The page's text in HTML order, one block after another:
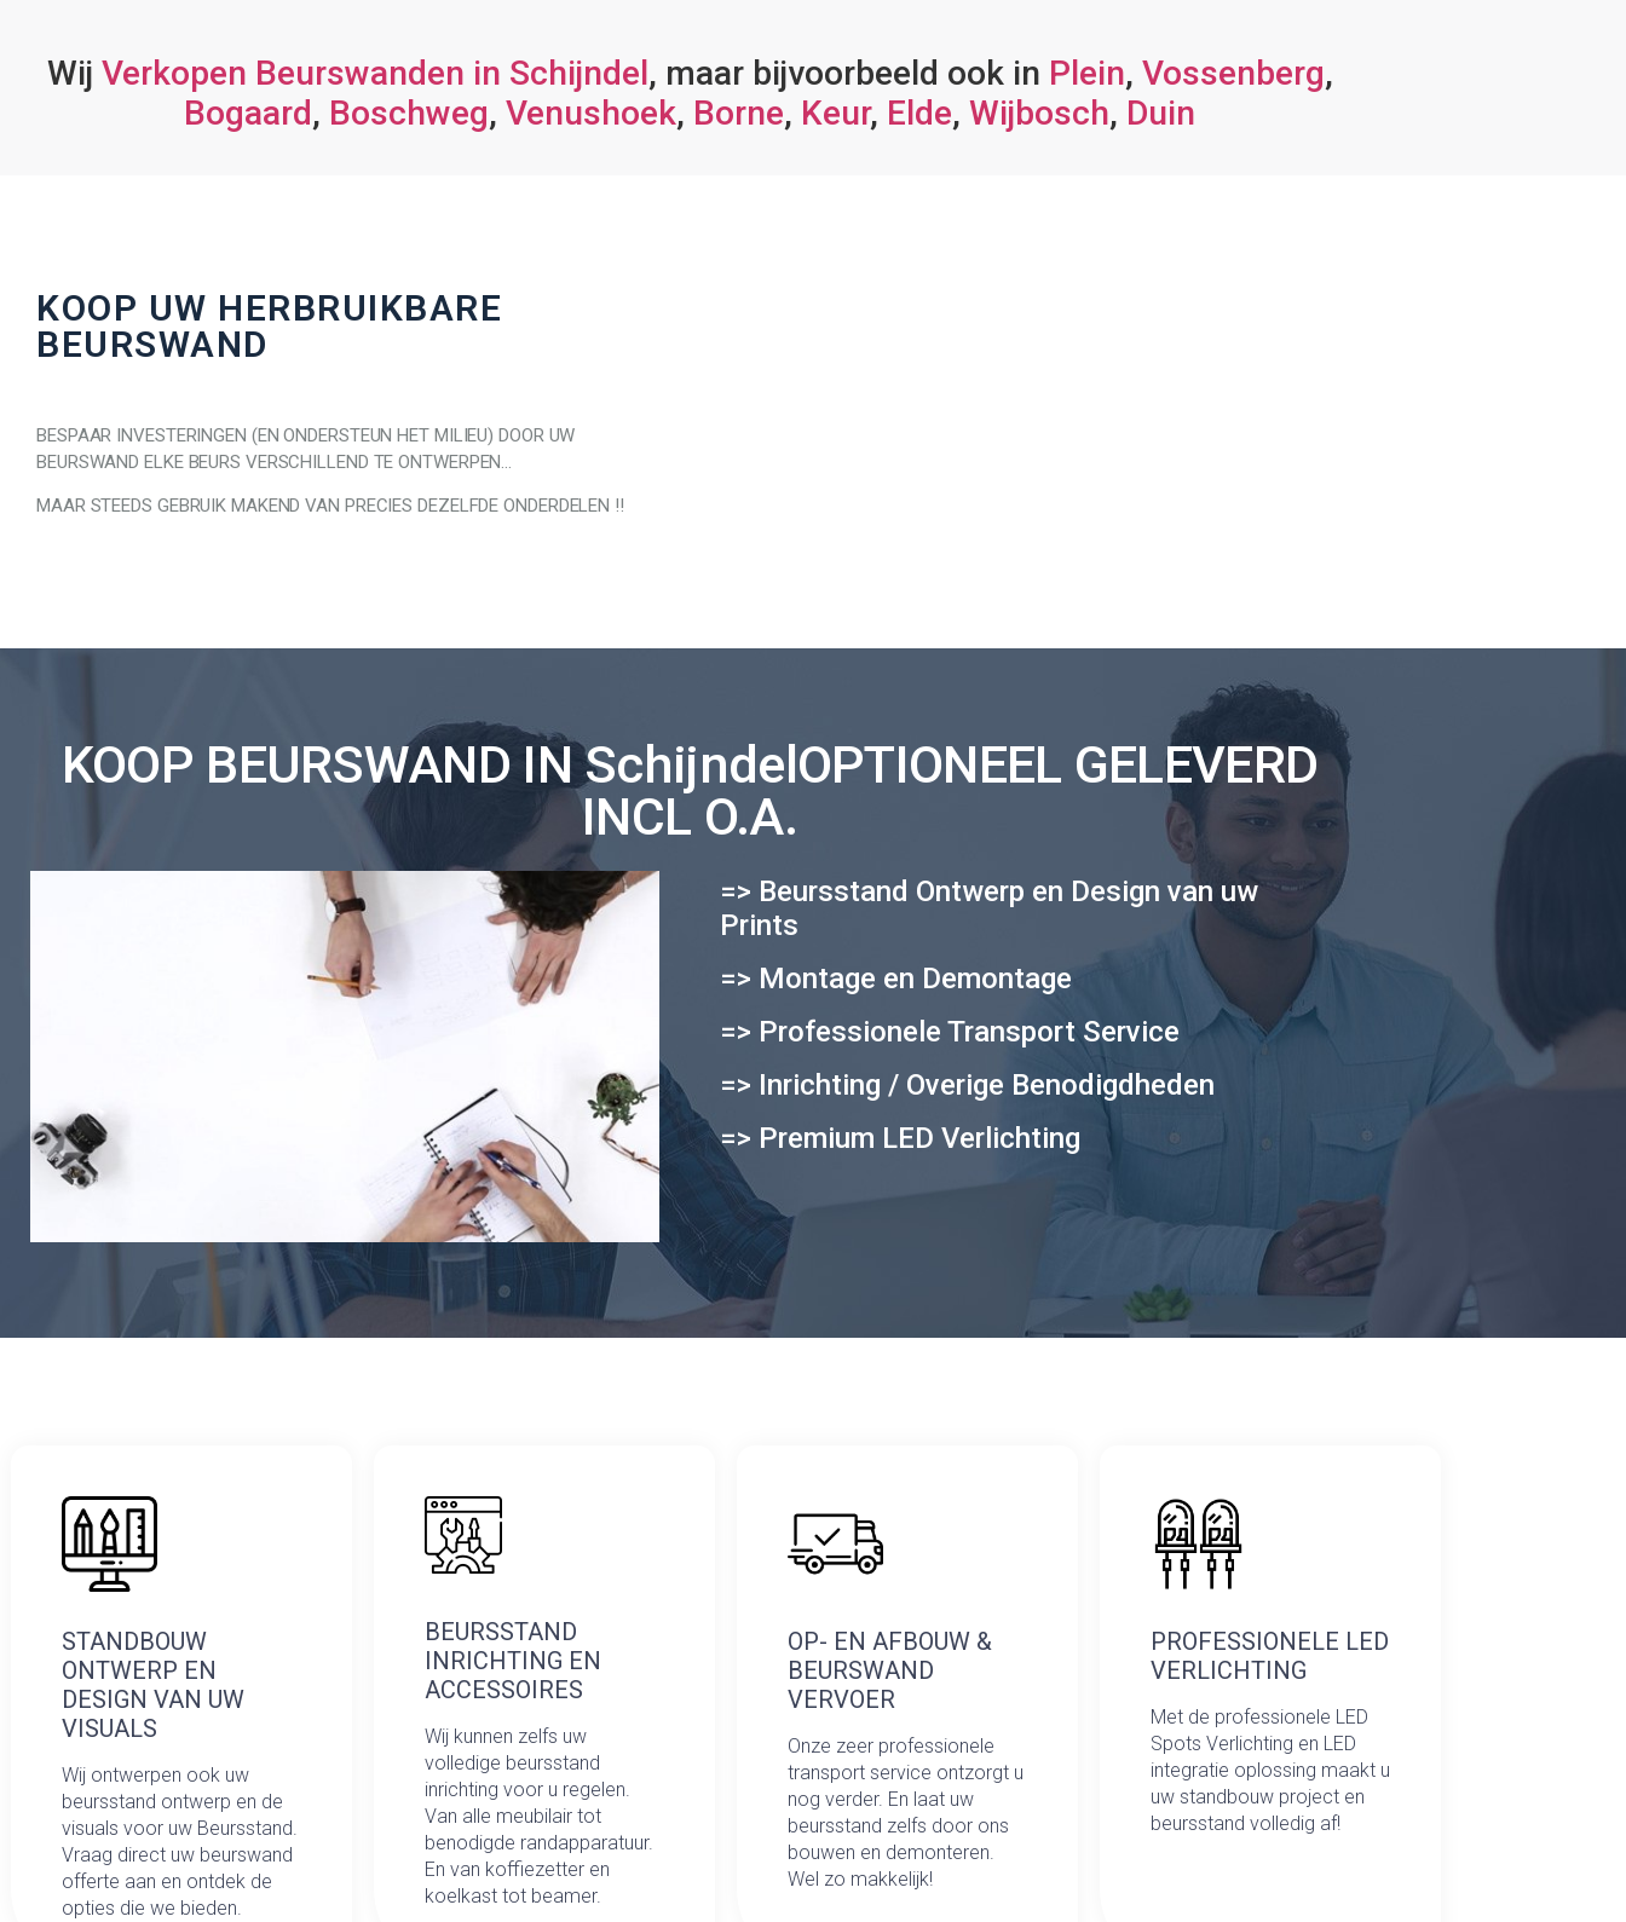
Wij Verkopen Beurswanden in Schijndel, maar bijvoorbeeld ook in Plein, Vossenberg,
Bogaard, Boschweg, Venushoek, Borne, Keur, Elde, Wijbosch, Duin
KOOP UW HERBRUIKBARE
BEURSWAND
BESPAAR INVESTERINGEN (EN ONDERSTEUN HET MILIEU) DOOR UW
BEURSWAND ELKE BEURS VERSCHILLEND TE ONTWERPEN…
MAAR STEEDS GEBRUIK MAKEND VAN PRECIES DEZELFDE ONDERDELEN !!
KOOP BEURSWAND IN SchijndelOPTIONEEL GELEVERD
INCL O.A.
=> Beursstand Ontwerp en Design van uw
Prints
=> Montage en Demontage
=> Professionele Transport Service
=> Inrichting / Overige Benodigdheden
=> Premium LED Verlichting
STANDBOUW
ONTWERP EN
DESIGN VAN UW
VISUALS
Wij ontwerpen ook uw
beursstand ontwerp en de
visuals voor uw Beursstand.
Vraag direct uw beurswand
offerte aan en ontdek de
opties die we bieden.
BEURSSTAND
INRICHTING EN
ACCESSOIRES
Wij kunnen zelfs uw
volledige beursstand
inrichting voor u regelen.
Van alle meubilair tot
benodigde randapparatuur.
En van koffiezetter en
koelkast tot beamer.
OP- EN AFBOUW &
BEURSWAND
VERVOER
Onze zeer professionele
transport service ontzorgt u
nog verder. En laat uw
beursstand zelfs door ons
bouwen en demonteren.
Wel zo makkelijk!
PROFESSIONELE LED
VERLICHTING
Met de professionele LED
Spots Verlichting en LED
integratie oplossing maakt u
uw standbouw project en
beursstand volledig af!